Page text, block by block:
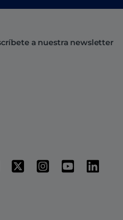
a nuestra newsletter